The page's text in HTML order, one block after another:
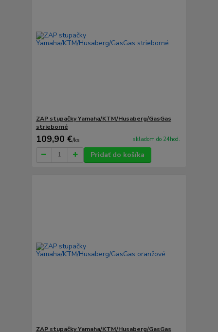
ZAP stupačky Yamaha/KTM/Husaberg/GasGas
strieborné
109,90 €/ks skladom do 24hod.
Pridať do košíka
ZAP stupačky Yamaha/KTM/Husaberg/GasGas